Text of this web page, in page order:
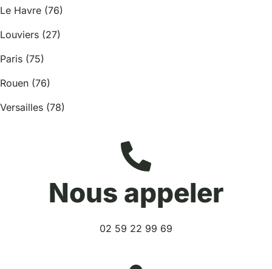
Le Havre (76)
Louviers (27)
Paris (75)
Rouen (76)
Versailles (78)
Nous appeler
02 59 22 99 69